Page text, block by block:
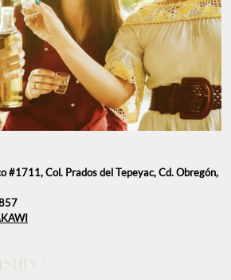
#1711, Col. Prados del Tepeyac, Cd. Obregón,